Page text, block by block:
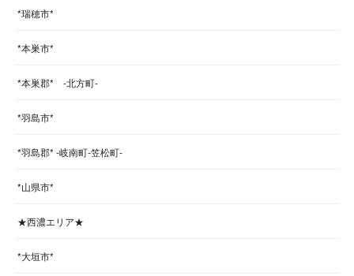
*瑞穂市*
*本巣市*
*本巣郡* -北方町-
*羽島市*
*羽島郡* -岐南町-笠松町-
*山県市*
★西濃エリア★
*大垣市*